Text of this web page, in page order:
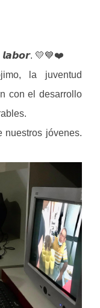
💛💙❤️
la juventud
con el desarrollo
nuestros jóvenes.